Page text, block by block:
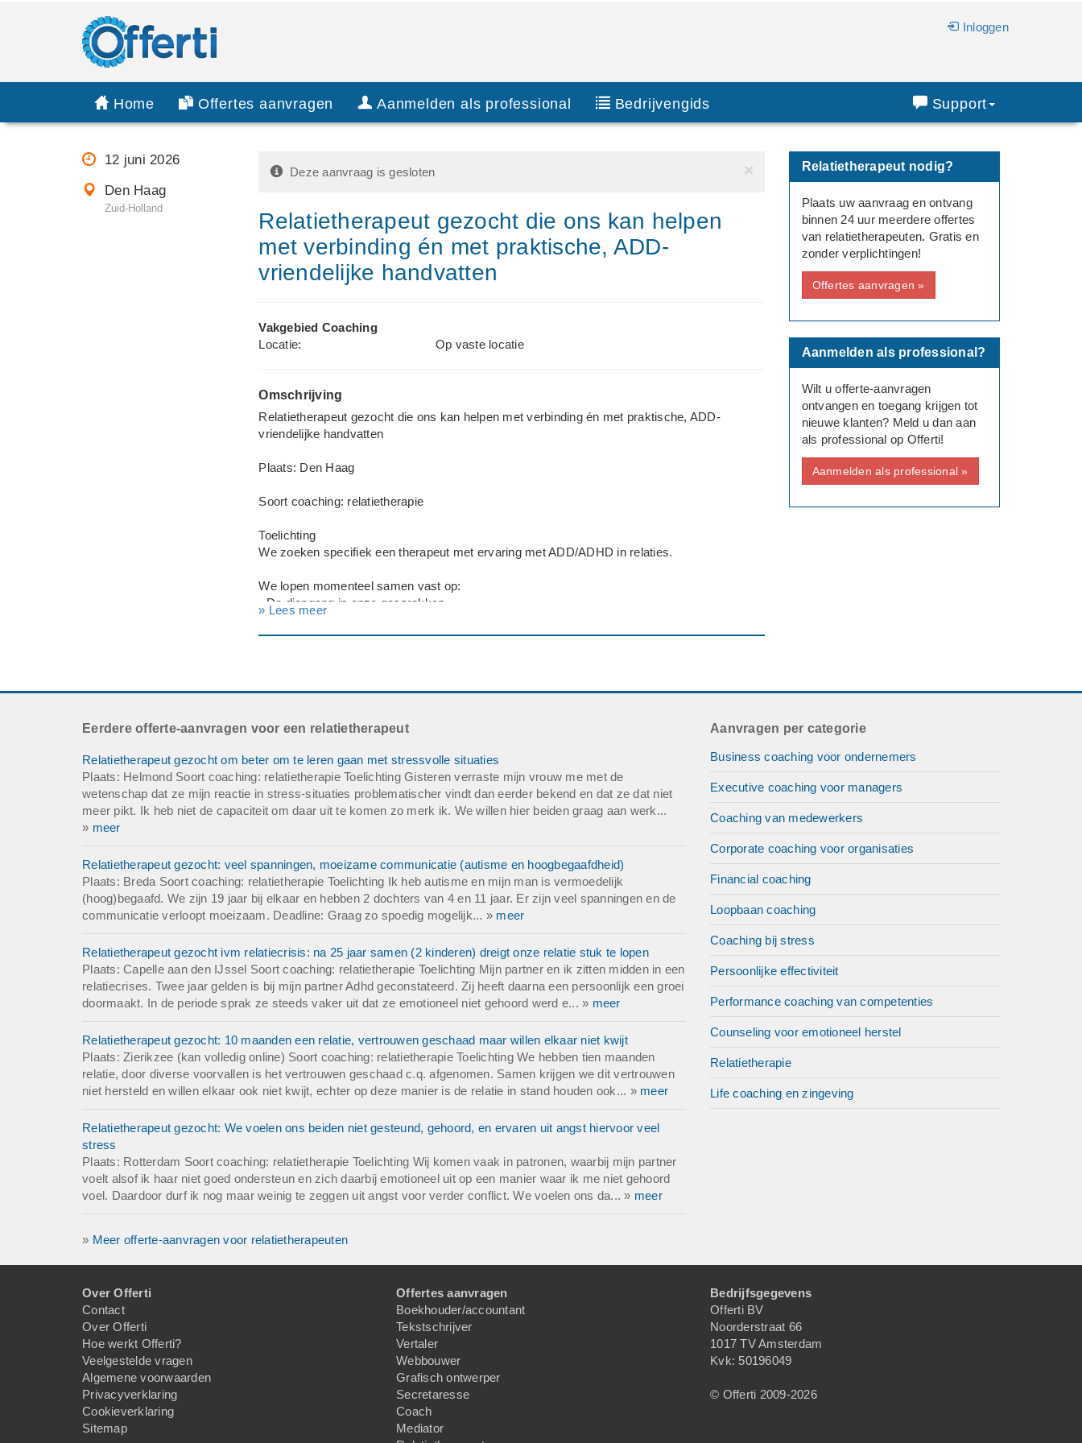
Inloggen
Home Offertes aanvragen Aanmelden als professional Bedrijvengids Support
12 juni 2026
Den Haag
Zuid-Holland
×
Deze aanvraag is gesloten
Relatietherapeut gezocht die ons kan helpen
met verbinding én met praktische, ADD-
vriendelijke handvatten
Vakgebied Coaching
Locatie:
Op vaste locatie
Omschrijving
Relatietherapeut gezocht die ons kan helpen met verbinding én met praktische, ADD-
vriendelijke handvatten
Plaats: Den Haag
Soort coaching: relatietherapie
Toelichting
We zoeken specifiek een therapeut met ervaring met ADD/ADHD in relaties.
We lopen momenteel samen vast op:
- De diepgang in onze gesprekken
- Intimiteit
Welke gespecialiseerde therapeut heeft op korte termijn ruimte voor een intake? We
ontvangen ook graag de tarieven.
Deadline: Graag zo spoedig mogelijk
» Lees meer
Relatietherapeut nodig?
Plaats uw aanvraag en ontvang
binnen 24 uur meerdere offertes
van relatietherapeuten. Gratis en
zonder verplichtingen!
Offertes aanvragen »
Aanmelden als professional?
Wilt u offerte-aanvragen
ontvangen en toegang krijgen tot
nieuwe klanten? Meld u dan aan
als professional op Offerti!
Aanmelden als professional »
Eerdere offerte-aanvragen voor een relatietherapeut
Relatietherapeut gezocht om beter om te leren gaan met stressvolle situaties
Plaats: Helmond Soort coaching: relatietherapie Toelichting Gisteren verraste mijn vrouw me met de
wetenschap dat ze mijn reactie in stress-situaties problematischer vindt dan eerder bekend en dat ze dat niet
meer pikt. Ik heb niet de capaciteit om daar uit te komen zo merk ik. We willen hier beiden graag aan werk...
» meer
Relatietherapeut gezocht: veel spanningen, moeizame communicatie (autisme en hoogbegaafdheid)
Plaats: Breda Soort coaching: relatietherapie Toelichting Ik heb autisme en mijn man is vermoedelijk
(hoog)begaafd. We zijn 19 jaar bij elkaar en hebben 2 dochters van 4 en 11 jaar. Er zijn veel spanningen en de
communicatie verloopt moeizaam. Deadline: Graag zo spoedig mogelijk... » meer
Relatietherapeut gezocht ivm relatiecrisis: na 25 jaar samen (2 kinderen) dreigt onze relatie stuk te lopen
Plaats: Capelle aan den IJssel Soort coaching: relatietherapie Toelichting Mijn partner en ik zitten midden in een
relatiecrises. Twee jaar gelden is bij mijn partner Adhd geconstateerd. Zij heeft daarna een persoonlijk een groei
doormaakt. In de periode sprak ze steeds vaker uit dat ze emotioneel niet gehoord werd e... » meer
Relatietherapeut gezocht: 10 maanden een relatie, vertrouwen geschaad maar willen elkaar niet kwijt
Plaats: Zierikzee (kan volledig online) Soort coaching: relatietherapie Toelichting We hebben tien maanden
relatie, door diverse voorvallen is het vertrouwen geschaad c.q. afgenomen. Samen krijgen we dit vertrouwen
niet hersteld en willen elkaar ook niet kwijt, echter op deze manier is de relatie in stand houden ook... » meer
Relatietherapeut gezocht: We voelen ons beiden niet gesteund, gehoord, en ervaren uit angst hiervoor veel
stress
Plaats: Rotterdam Soort coaching: relatietherapie Toelichting Wij komen vaak in patronen, waarbij mijn partner
voelt alsof ik haar niet goed ondersteun en zich daarbij emotioneel uit op een manier waar ik me niet gehoord
voel. Daardoor durf ik nog maar weinig te zeggen uit angst voor verder conflict. We voelen ons da... » meer
» Meer offerte-aanvragen voor relatietherapeuten
Aanvragen per categorie
Business coaching voor ondernemers
Executive coaching voor managers
Coaching van medewerkers
Corporate coaching voor organisaties
Financial coaching
Loopbaan coaching
Coaching bij stress
Persoonlijke effectiviteit
Performance coaching van competenties
Counseling voor emotioneel herstel
Relatietherapie
Life coaching en zingeving
Over Offerti
Contact
Over Offerti
Hoe werkt Offerti?
Veelgestelde vragen
Algemene voorwaarden
Privacyverklaring
Cookieverklaring
Sitemap
Offertes aanvragen
Boekhouder/accountant
Tekstschrijver
Vertaler
Webbouwer
Grafisch ontwerper
Secretaresse
Coach
Mediator
Bedrijfsgegevens
Offerti BV
Noorderstraat 66
1017 TV Amsterdam
Kvk: 50196049
© Offerti 2009-2026